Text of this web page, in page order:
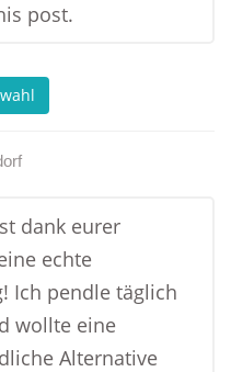
post.
dank eurer
echte
Ich pendle täglich
wollte eine
Alternative